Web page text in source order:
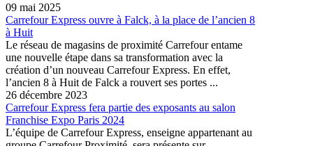
09 mai 2025
Carrefour Express ouvre à Falck, à la place de l’ancien 8
à Huit
Le réseau de magasins de proximité Carrefour entame
une nouvelle étape dans sa transformation avec la
création d’un nouveau Carrefour Express. En effet,
l’ancien 8 à Huit de Falck a rouvert ses portes ...
26 décembre 2023
Carrefour Express fera partie des exposants au salon
Franchise Expo Paris 2024
L’équipe de Carrefour Express, enseigne appartenant au